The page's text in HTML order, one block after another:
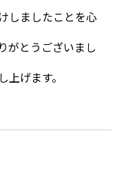
しましたことを心
がとうございまし
げます。